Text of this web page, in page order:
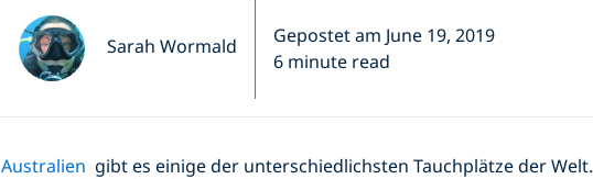
Sarah Wormald
Gepostet am June 19, 2019
6 minute read
Australien gibt es einige der unterschiedlichsten Tauchplätze der Welt.